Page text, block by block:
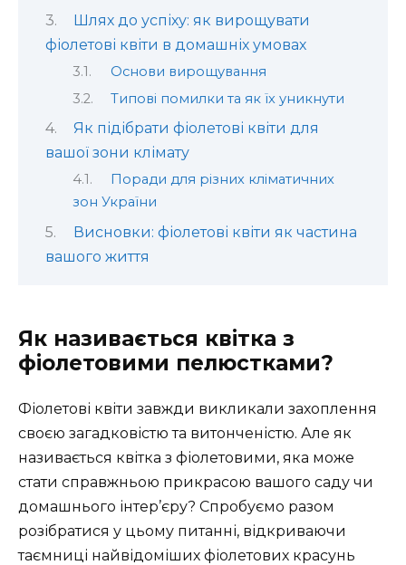
Шлях до успіху: як вирощувати
фіолетові квіти в домашніх умовах
Основи вирощування
Типові помилки та як їх уникнути
Як підібрати фіолетові квіти для
вашої зони клімату
Поради для різних кліматичних
зон України
Висновки: фіолетові квіти як частина
вашого життя
Як називається квітка з
фіолетовими пелюстками?
Фіолетові квіти завжди викликали захоплення
своєю загадковістю та витонченістю. Але як
називається квітка з фіолетовими, яка може
стати справжньою прикрасою вашого саду чи
домашнього інтер’єру? Спробуємо разом
розібратися у цьому питанні, відкриваючи
таємниці найвідоміших фіолетових красунь